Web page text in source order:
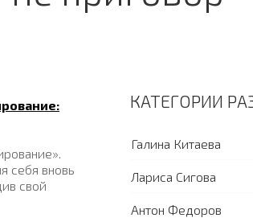
себя вновь
свой
КАТЕГОРИИ
Галина Китаева
Лариса Сигова
Антон Федоров